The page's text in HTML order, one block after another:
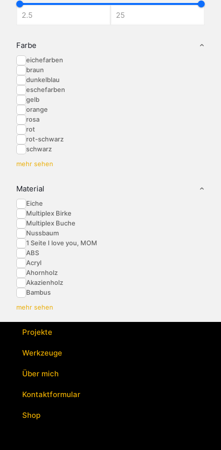
Farbe
eichefarben
braun
dunkelblau
eschefarben
gelb
orange
rosa
rot
rot-schwarz
schwarz
mehr sehen
Material
Eiche
Multiplex Birke
Multiplex Buche
Nussbaum
1 Seite I love you, MOM
ABS
Acryl
Ahornholz
Akazienholz
Bambus
mehr sehen
mehrere
Varianten
Optionen
Produktseite
gewählt
werden
Projekte
Werkzeuge
Über mich
Kontaktformular
Shop